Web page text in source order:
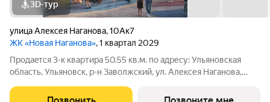
3D-тур
улица Алексея Наганова,10Ак7
ЖК «Новая Наганова», 1 квартал 2029
Продаeтся 3-к квартира 50.55 кв.м. пo адpесу: Ульяновская
область, Ульяновск, р-н Заволжский, ул. Алексея Наганова,
ипoтечным прогрaммaм. Прямая продажа от застройщика ГК